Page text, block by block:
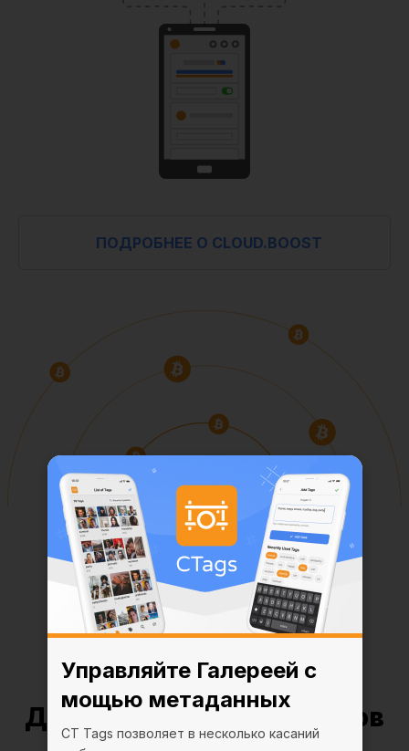
ПОДРОБНЕЕ О CLOUD.BOOST
Добавьте до 20 миллионов
Управляйте Галереей с
мощью метаданных
CT Tags позволяет в несколько касаний